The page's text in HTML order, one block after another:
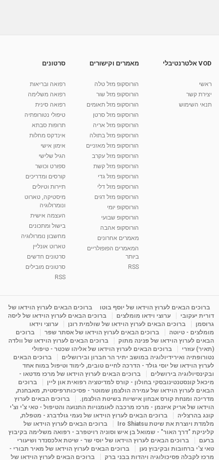
מאת vod-galit 9 שנים
10:17
קרין גורן - העוגה המתגלצ’ת ללא קמח
38.5k צפיות
01:37
יוסי שר - מתמחה בשיטת אלכסנדר וטאי צ'י
2,734 צפיות
01:46
רנה רז-גילו -טיפול אנרגטי ויעוץ רוחני - נומרולוגית
2,309 צפיות
05:37
סודות בתאריך הלידה, משמעות חודש הלידה -
ינואר זינה ליבשיץ נומרולוגית
ליסה גרוסמן - המרכז לאימון התנהגותי - קשב
09:12
מדיטציה בדמיון מודרך - היכרות עם האני הפנימי
מאת admin 11 שנים 3,644 צפיות
פנינה מתוק - מרכז "נתיב הלב" בהרצליה-
מדיטציה-התחדשות
Shahar-vod
VOD אלטרנטיבלי
ראשי
יצירת קשר
תנאי השימוש
מאמרים וקישורים
הורוסקופ מזל טלה
הורוסקופ מזל שור
הורוסקופ מזל תאומים
הורוסקופ מזל סרטן
הורוסקופ מזל אריה
הורוסקופ מזל בתולה
הורוסקופ מזל מאזניים
הורוסקופ מזל עקרב
הורוסקופ מזל קשת
הורוסקופ מזל גדי
הורוסקופ מזל דלי
הורוסקופ מזל דגים
הורוסקופ יומי
הורוסקופ שבועי
הורוסקופ אהבה
מאמרים אחרונים
המאמרים הפופולריים
ביותר
RSS
סרטונים
רפואה ובריאות
רפואה משלימה
רפואה סינית
טיפולי נטורופתיה
תרופות סבתא
אינדקס מחלות
אימון אישי
הגיל שלישי
ספורט וכושר
קורסים ומדריכים
תיירות וטיולים
מיסטיקה, טארוט
ונומרולוגיה
העצמה אישית
בישול ומתכונים
מחשבון נומרולוגיה
טארוט אונליין
סרטונים חדשים
סרטונים מובילים
RSS
ברוכים הבאים לערוץ הוידאו של יוסף בוטו
ברוכים הבאים לערוץ הוידאו של
דורית יעקובי
ערוצי וידאו מומלצים
ברוכים הבאים לערוץ הוידאו של ליסה
גרוסמן
ברוכים הבאים לערוץ הוידאו של שולמית רונן
ערוצי וידאו
מומלצים - טיוטה
ברוכים הבאים לערוץ הוידאו של אסתר שפר
ברוכים
הבאים לערוץ הוידאו של פנינה מתוק
ברוכים הבאים לערוץ הוידאו של וולדה
(תאיר) עוזרי
ברוכים הבאים לערוץ הוידאו של אליהו שכטר - טיפולי
נטורופתיה ואירידיולוגיה במושב יתיר הר חברון ובירושלים
ברוכים הבאים
לערוץ הוידאו של יוסי גולד - הדרכה לחיים טובים, לימוד וטיפול במוח אחד
ובקינסיולוגיה בירושלים
ברוכים הבאים לערוץ הוידאו של מרכז מדטאו -
מיכאל קונסטנטינובסקי בחולון - קורס למדיטציה רפואית און ליין
ברוכים
הבאים לערוץ הוידאו של עמירה הולצמן שמוטר - פסיכותרפיסטית, מאבחנת,
מדריכה ומנחת קורס אבחון אישיות בשיטת הולצמן.
ברוכים הבאים לערוץ
הוידאו של אריק איזנמן - מרכז מרכבה לאומנויות התנועה והטיפול - טאי צ'י וצ'י
קונג בהרצליה
ברוכים הבאים לערוץ הוידאו של נעמי גולדברג - מטפלת,
מלמדת ויוצרת את שיטת Iro Shiatsu
ברוכים הבאים לערוץ הוידאו של
קליניקת "דרך האור" - שמואל בן איש וסוניה רויטפרב - רפואה משלימה בקיבוץ
ברעם
ברוכים הבאים לערוץ הוידאו של יוסי שר - שיטת אלכסנדר ושיעורי
טאי צ'י ברחובות ובקיבוץ נען
ברוכים הבאים לערוץ הוידאו של מאיר תבורי -
מרכז לקבלה פסיכולוגיה ויהדות בבני ברק
ברוכים הבאים לערוץ הוידאו של